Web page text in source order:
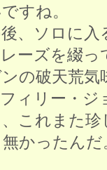
すね。
、ソロに入
ーズを綴
の破天荒気
ィリー・ジ
これまた
かったんだ